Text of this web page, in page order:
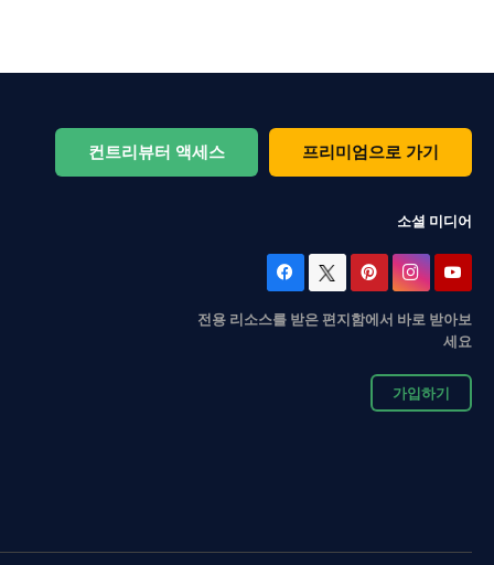
컨트리뷰터 액세스 프리미엄으로 가기
소셜 미디어
전용 리소스를 받은 편지함에서 바로 받아보
세요
가입하기